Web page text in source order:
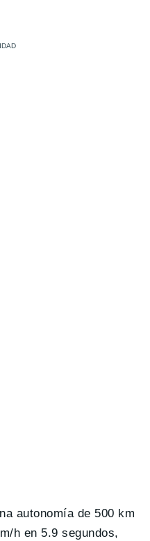
autonomía de 500 km
h en 5.9 segundos,